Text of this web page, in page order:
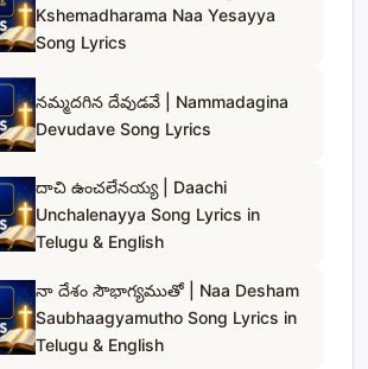
Kshemadharama Naa Yesayya
Song Lyrics
నమ్మదగిన దేవుడవే | Nammadagina
Devudave Song Lyrics
దాచి ఉంచలేనయ్య | Daachi
Unchalenayya Song Lyrics in
Telugu & English
నా దేశం సౌభాగ్యముతో | Naa Desham
Saubhaagyamutho Song Lyrics in
Telugu & English